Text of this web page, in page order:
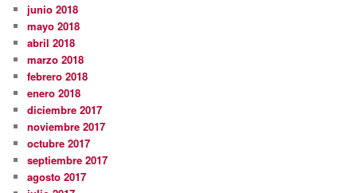
junio 2018
mayo 2018
abril 2018
marzo 2018
febrero 2018
enero 2018
diciembre 2017
noviembre 2017
octubre 2017
septiembre 2017
agosto 2017